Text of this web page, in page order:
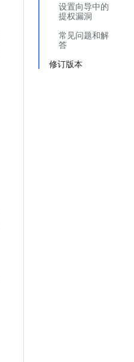
设置向导中的
提权漏洞
常见问题和解
答
修订版本